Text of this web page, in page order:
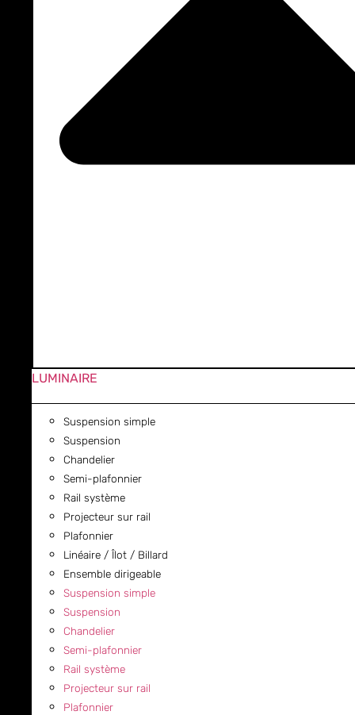
LUMINAIRE
Suspension simple
Suspension
Chandelier
Semi-plafonnier
Rail système
Projecteur sur rail
Plafonnier
Linéaire / Îlot / Billard
Ensemble dirigeable
Suspension simple
Suspension
Chandelier
Semi-plafonnier
Rail système
Projecteur sur rail
Plafonnier